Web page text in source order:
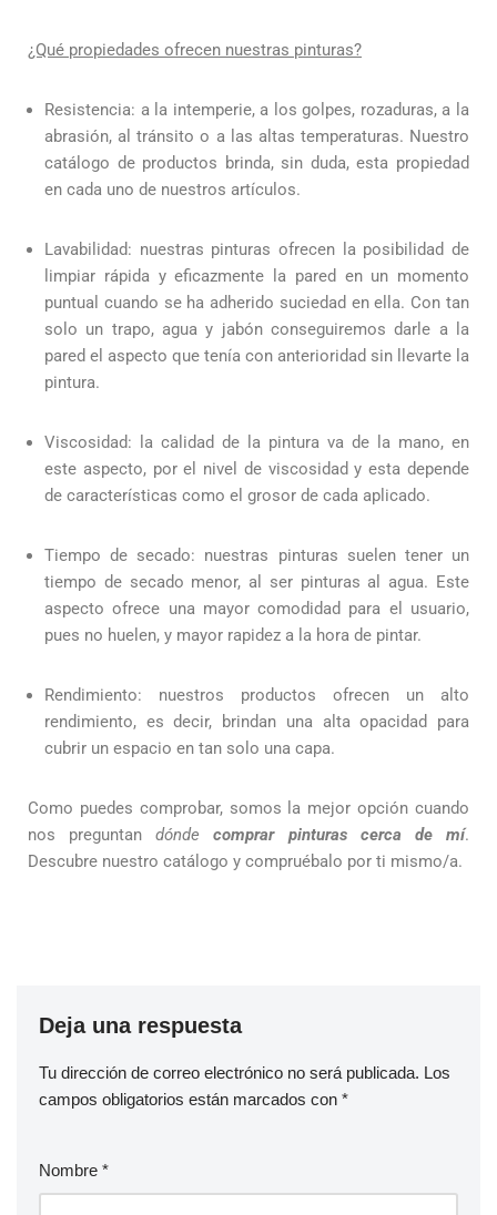
¿Qué propiedades ofrecen nuestras pinturas?
Resistencia: a la intemperie, a los golpes, rozaduras, a la
abrasión, al tránsito o a las altas temperaturas. Nuestro
catálogo de productos brinda, sin duda, esta propiedad
en cada uno de nuestros artículos.
Lavabilidad: nuestras pinturas ofrecen la posibilidad de
limpiar rápida y eficazmente la pared en un momento
puntual cuando se ha adherido suciedad en ella. Con tan
solo un trapo, agua y jabón conseguiremos darle a la
pared el aspecto que tenía con anterioridad sin llevarte la
pintura.
Viscosidad: la calidad de la pintura va de la mano, en
este aspecto, por el nivel de viscosidad y esta depende
de características como el grosor de cada aplicado.
Tiempo de secado: nuestras pinturas suelen tener un
tiempo de secado menor, al ser pinturas al agua. Este
aspecto ofrece una mayor comodidad para el usuario,
pues no huelen, y mayor rapidez a la hora de pintar.
Rendimiento: nuestros productos ofrecen un alto
rendimiento, es decir, brindan una alta opacidad para
cubrir un espacio en tan solo una capa.
Como puedes comprobar, somos la mejor opción cuando
nos preguntandóndecomprar pinturas cerca de mí.
Descubre nuestro catálogo y compruébalo por ti mismo/a.
Deja una respuesta
Tu dirección de correo electrónico no será publicada. Los
campos obligatorios están marcados con *
Nombre *